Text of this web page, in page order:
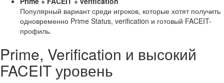
Популярный вариант среди игроков, которые хотят получить
одновременно Prime Status, verification и готовый FACEIT-
профиль.
Prime, Verification и высокий
FACEIT уровень